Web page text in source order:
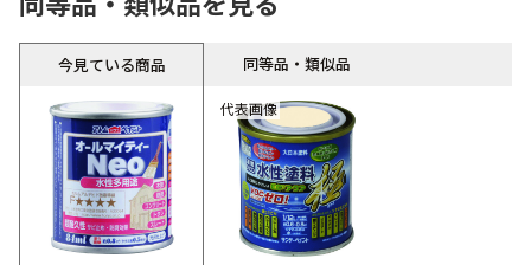
今見ている商品 同等品・類似品
代表画像